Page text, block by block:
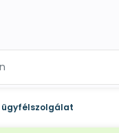
ügyfélszolgálat